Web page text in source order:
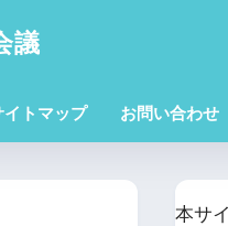
議
イトマップ お問い合わせ
本サ